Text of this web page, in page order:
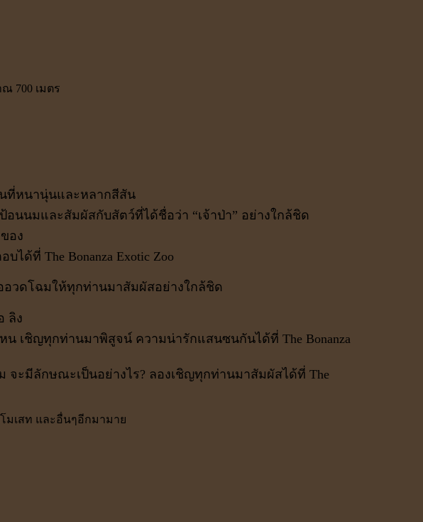
700 เมตร
ที่หนานุ่นและหลากสีสัน
นนมและสัมผัสกับสัตว์ที่ได้ชื่อว่า “เจ้าป่า” อย่างใกล้ชิด
อง
ด้ที่ The Bonanza Exotic Zoo
วดโฉมให้ทุกท่านมาสัมผัสอย่างใกล้ชิด
ลิง
เชิญทุกท่านมาพิสูจน์ ความน่ารักแสนซนกันได้ที่ The Bonanza
จะมีลักษณะเป็นอย่างไร? ลองเชิญทุกท่านมาสัมผัสได้ที่ The
มเสท และอื่นๆอีกมามาย